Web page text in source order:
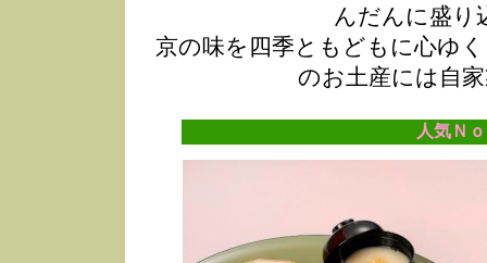
んだんに盛り
京の味を四季ともどもに心ゆ
のお土産には自
人気Ｎ